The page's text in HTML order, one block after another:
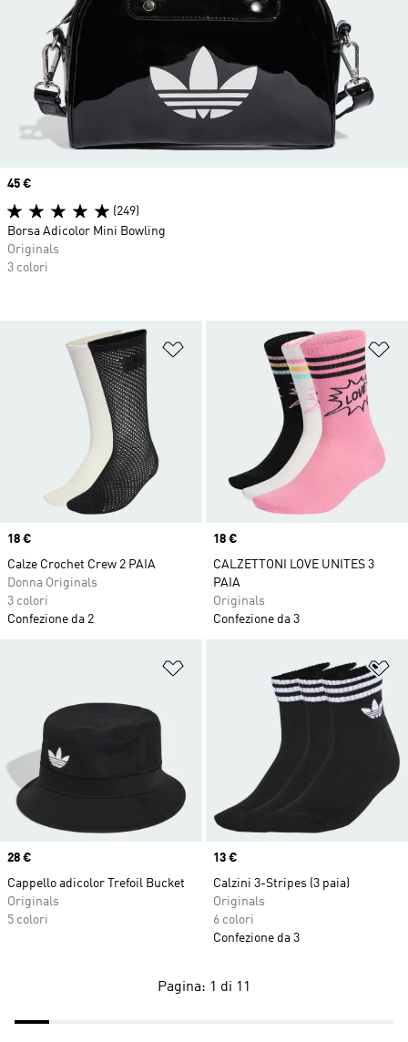
Aggiungi alla lista dei desideri
Price
18 €
Calze Crochet Crew 2 PAIA
Donna Originals
3 colori
Confezione da 2
Price
18 €
CALZETTONI LOVE UNITES 3
PAIA
Originals
Confezione da 3
Aggiungi alla lista dei desideri
Price
28 €
Cappello adicolor Trefoil Bucket
Originals
5 colori
Price
13 €
Calzini 3-Stripes (3 paia)
Originals
6 colori
Confezione da 3
Price
45 €
(249)
Borsa Adicolor Mini Bowling
Originals
3 colori
Pagina: 1 di 11